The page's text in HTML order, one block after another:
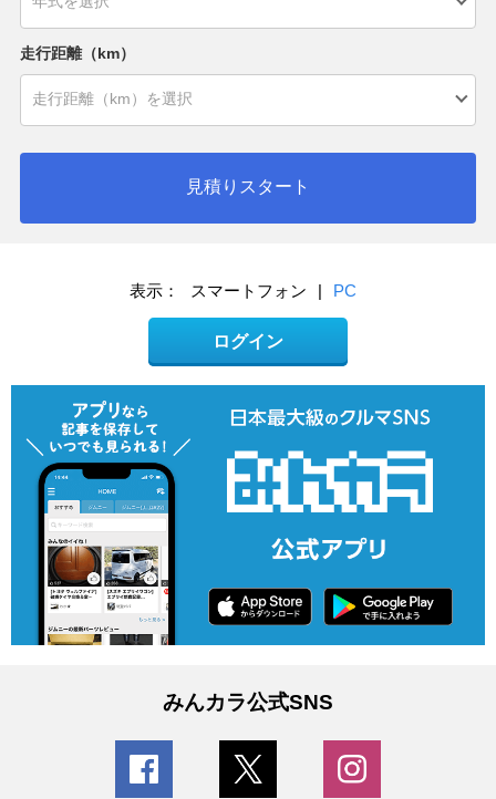
走行距離（km）
見積りスタート
表示： スマートフォン | PC
ログイン
みんカラ公式SNS